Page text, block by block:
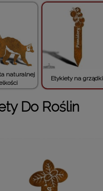
naturalnej
Etykiety na grządki
Do Roślin